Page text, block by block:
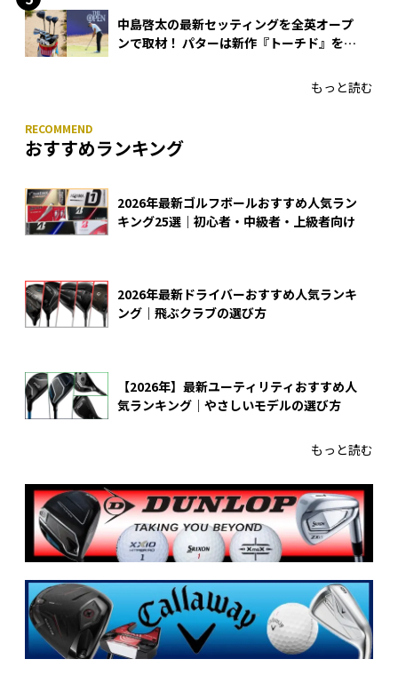
中島啓太の最新セッティングを全英オープ
ンで取材！ パターは新作『トーチド』を投
もっと読む
おすすめランキング
2026年最新ゴルフボールおすすめ人気ラン
キング25選｜初心者・中級者・上級者向け
2026年最新ドライバーおすすめ人気ランキ
ング｜飛ぶクラブの選び方
【2026年】最新ユーティリティおすすめ人
気ランキング｜やさしいモデルの選び方
もっと読む